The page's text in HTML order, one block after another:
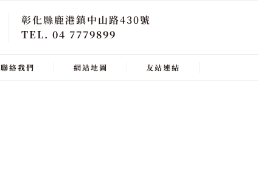
彰化縣鹿港鎮中山路430號
TEL. 04 7779899
聯絡我們 網站地圖 友站連結